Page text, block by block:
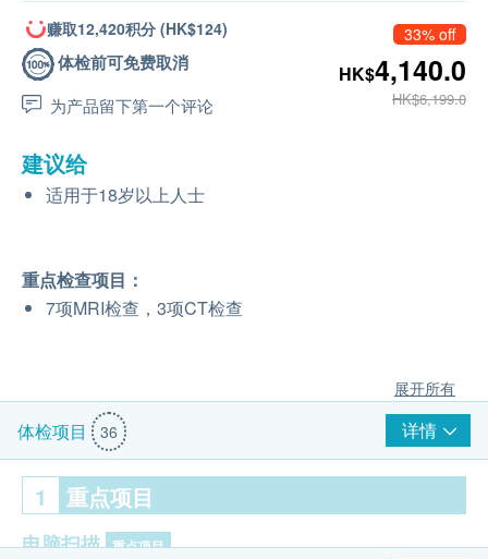
赚取12,420积分 (HK$124)
体检前可免费取消
为产品留下第一个评论
33% off
HK$4,140.0
HK$6,199.0
建议给
适用于18岁以上人士
重点检查项目：
7项MRI检查，3项CT检查
展开所有
体检项目 36 详情
1 重点项目
电脑扫描 重点项目